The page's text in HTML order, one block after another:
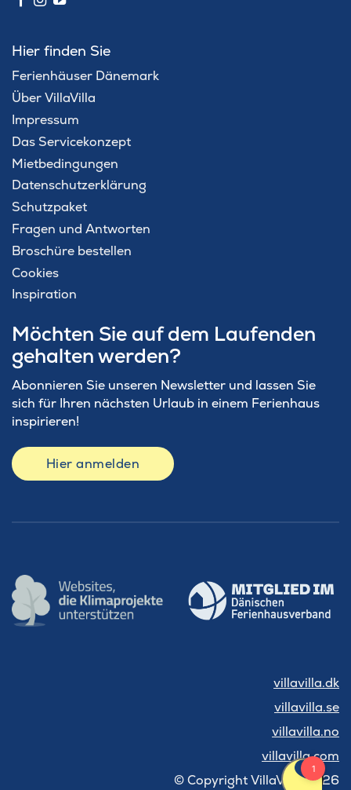
Hier finden Sie
Ferienhäuser Dänemark
Über VillaVilla
Impressum
Das Servicekonzept
Mietbedingungen
Datenschutzerklärung
Schutzpaket
Fragen und Antworten
Broschüre bestellen
Cookies
Inspiration
Möchten Sie auf dem Laufenden
gehalten werden?
Abonnieren Sie unseren Newsletter und lassen Sie
sich für Ihren nächsten Urlaub in einem Ferienhaus
inspirieren!
Hier anmelden
villavilla.dk
villavilla.se
villavilla.no
villavilla.com
© Copyright VillaVilla 2026